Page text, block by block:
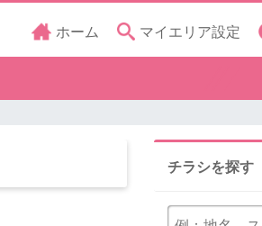
ホーム マイエリア設定
チラシを探す